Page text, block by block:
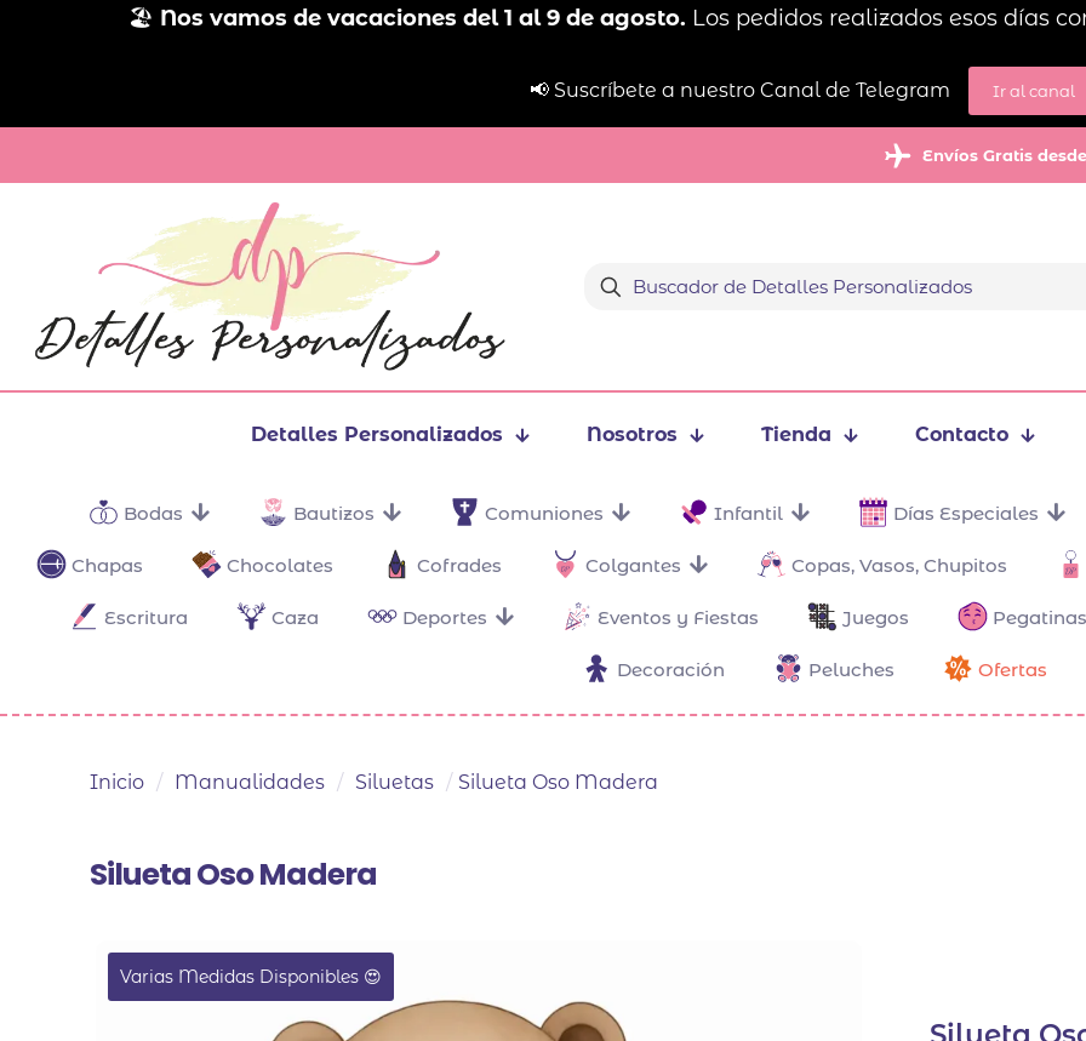
🏖️ Nos vamos de vacaciones del 1 al 9 de agosto. Los pedidos realizados esos días
📢 Suscríbete a nuestro Canal de Telegram Ir al canal
Envíos Gratis
Detalles Personalizados Nosotros Tienda Contacto
Bodas Bautizos Comuniones Infantil Días Especiales
Chapas Chocolates Cofrades Colgantes Copas, Vasos, Chupitos
Escritura Caza Deportes Eventos y Fiestas Juegos
Decoración Peluches Ofertas
Inicio / Manualidades / Siluetas / Silueta Oso Madera
Silueta Oso Madera